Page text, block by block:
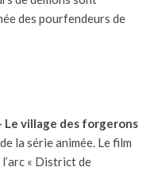
des pourfendeurs de
Le village des forgerons
la série animée. Le film
« District de